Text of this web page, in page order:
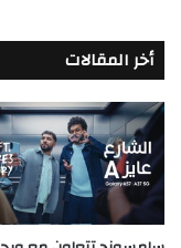
أخر المقالات